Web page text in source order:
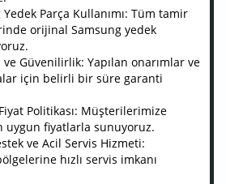
Parça Kullanımı: Tüm tamir
orijinal Samsung yedek
Güvenilirlik: Yapılan onarımlar ve
için belirli bir süre garanti
Politikası: Müşterilerimize
uygun fiyatlarla sunuyoruz.
ve Acil Servis Hizmeti:
hızlı servis imkanı